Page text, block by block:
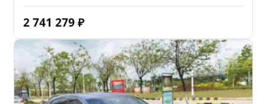
2 741 279 ₽